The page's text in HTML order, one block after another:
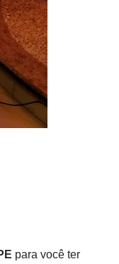
para você ter